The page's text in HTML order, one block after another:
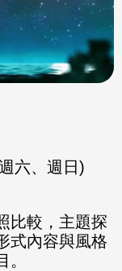
六、週日)
比較，主題探
式內容與風格